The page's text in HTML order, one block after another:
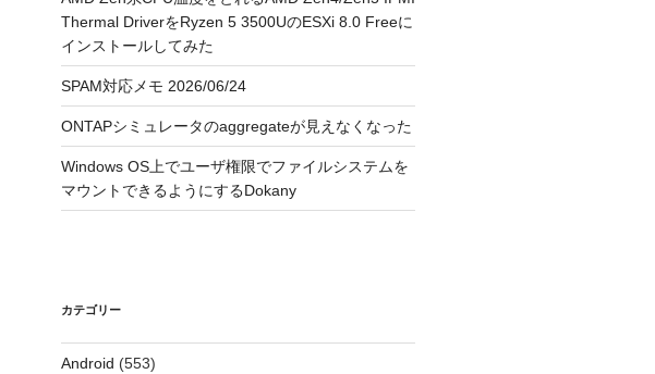
Thermal DriverをRyzen 5 3500UのESXi 8.0 Freeに
インストールしてみた
SPAM対応メモ 2026/06/24
ONTAPシミュレータのaggregateが見えなくなった
Windows OS上でユーザ権限でファイルシステムを
マウントできるようにするDokany
カテゴリー
Android (553)